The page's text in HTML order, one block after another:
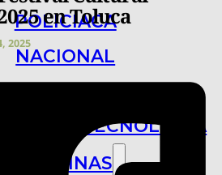
POLICIACA
NACIONAL
Y TECNOLOGÍA
COLUMNAS
en Toluca
2025